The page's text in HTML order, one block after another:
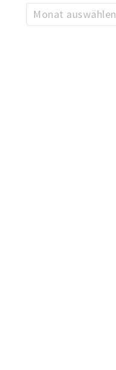
Archiv
Monat auswählen